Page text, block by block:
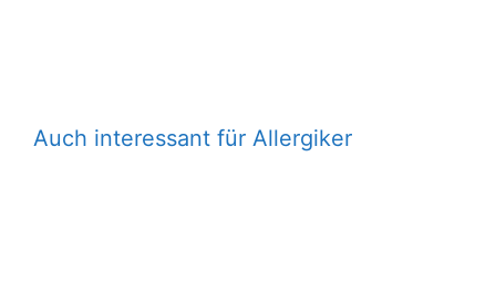
Auch interessant für Allergiker